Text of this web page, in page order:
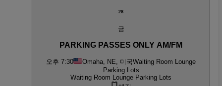
28
금
PARKING PASSES ONLY AM/FM
오후 7:30 Omaha, NE, 미국Waiting Room Lounge
Parking Lots
Waiting Room Lounge Parking Lots